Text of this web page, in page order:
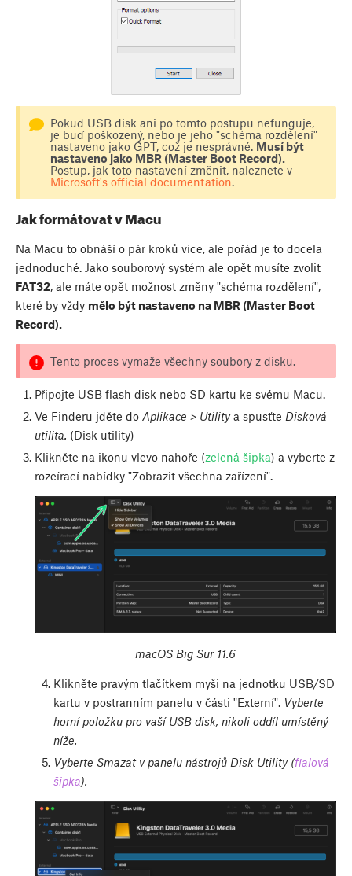
Pokud USB disk ani po tomto postupu nefunguje,
je buď poškozený, nebo je jeho "schéma rozdělení"
nastaveno jako GPT, což je nesprávné. Musí být
nastaveno jako MBR (Master Boot Record).
Postup, jak toto nastavení změnit, naleznete v
Microsoft's official documentation.
Jak formátovat v Macu
Na Macu to obnáší o pár kroků více, ale pořád je to docela
jednoduché. Jako souborový systém ale opět musíte zvolit
FAT32, ale máte opět možnost změny "schéma rozdělení",
které by vždy mělo být nastaveno na MBR (Master Boot
Record).
Tento proces vymaže všechny soubory z disku.
Připojte USB flash disk nebo SD kartu ke svému Macu.
Ve Finderu jděte do Aplikace > Utilitya spusťte Disková
utilita. (Disk utility)
Klikněte na ikonu vlevo nahoře (zelená šipka) a vyberte z
rozeírací nabídky "Zobrazit všechna zařízení".
macOS Big Sur 11.6
Klikněte pravým tlačítkem myši na jednotku USB/SD
kartu v postranním panelu v části "Externí". Vyberte
horní položku pro vaší USB disk, nikoli oddíl umístěný
níže.
Vyberte Smazat v panelu nástrojů Disk Utility (fialová
šipka).